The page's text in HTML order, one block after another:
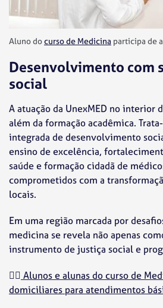
Aluno docurso de Medicina participa de
Desenvolvimento com
social
A atuação da UnexMED no interior
além da formação acadêmica.
integrada de desenvolvimento
ensino de excelência,
saúde e formação cidadã de
comprometidos com a
locais.
Em uma região marcada por
medicina se revela não apenas
instrumento de justiça social e
👉🏼 Alunos e alunas do curso de
domiciliares para atendimentos